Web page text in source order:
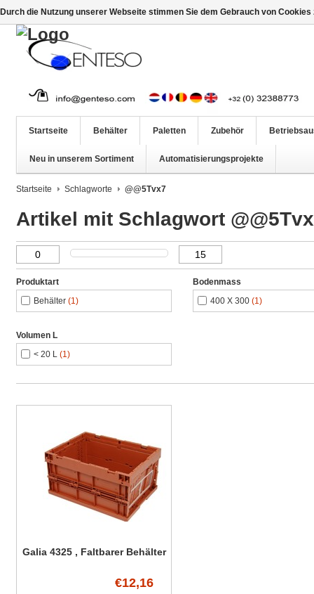
Startseite Behälter Paletten Zubehör
Neu in unserem Sortiment Automatisierungsprojekte
Startseite Schlagworte @@5Tvx7
Artikel mit Schlagwort
Produktart
Behälter (1)
Bodenmass
400 X 300 (1)
Volumen L
< 20 L (1)
Galia 4325 , Faltbarer Behälter
€12,16
Durch die Nutzung unserer Webseite stimmen Sie dem Gebrauch von